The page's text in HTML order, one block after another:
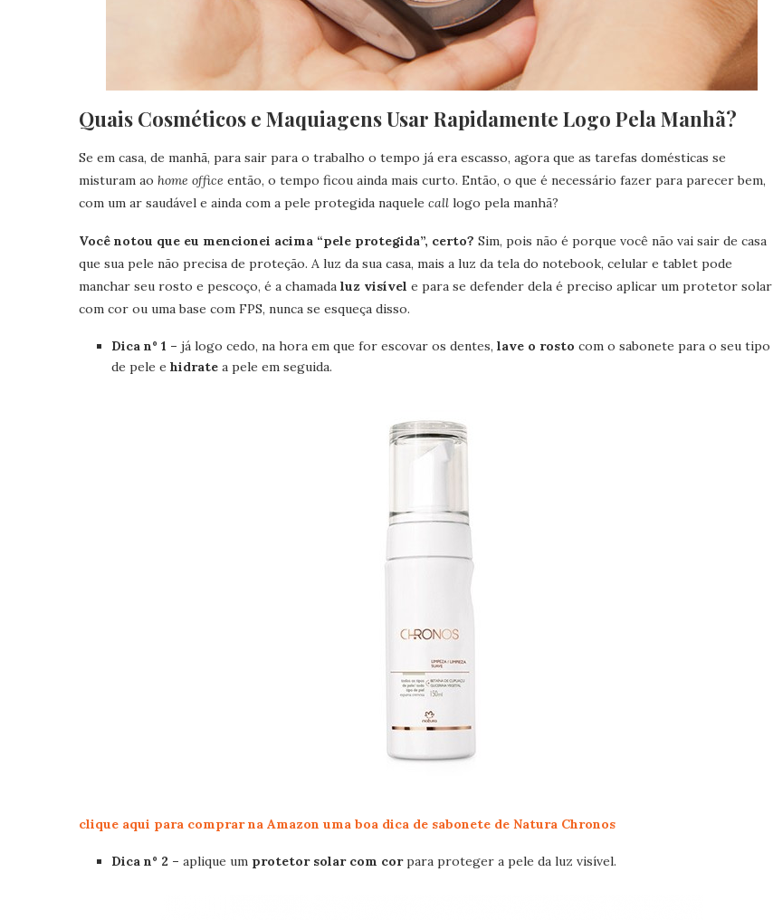
Quais Cosméticos e Maquiagens Usar Rapidamente Logo Pela Manhã?
Se em casa, de manhã, para sair para o trabalho o tempo já era escasso, agora que as tarefas domésticas se
misturam ao home office então, o tempo ficou ainda mais curto. Então, o que é necessário fazer para parecer bem,
com um ar saudável e ainda com a pele protegida naquele call logo pela manhã?
Você notou que eu mencionei acima “pele protegida”, certo? Sim, pois não é porque você não vai sair de casa
que sua pele não precisa de proteção. A luz da sua casa, mais a luz da tela do notebook, celular e tablet pode
manchar seu rosto e pescoço, é a chamada luz visível e para se defender dela é preciso aplicar um protetor solar
com cor ou uma base com FPS, nunca se esqueça disso.
Dica nº 1 – já logo cedo, na hora em que for escovar os dentes, lave o rosto com o sabonete para o seu tipo
de pele e hidrate a pele em seguida.
clique aqui para comprar na Amazon uma boa dica de sabonete de Natura Chronos
Dica nº 2 – aplique um protetor solar com corpara proteger a pele da luz visível.